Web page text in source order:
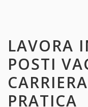
LAVORA
POSTI
PRATICA